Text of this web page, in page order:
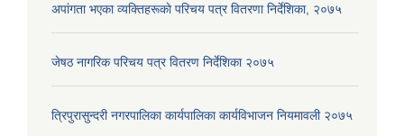
अपांगता भएका व्यक्तिहरूकाे परिचय पत्र वितरणा निर्देशिका, २०७५
जेषठ नागरिक परिचय पत्र वितरण निर्देशिका २०७५
त्रिपुरासुन्दरी नगरपालिका कार्यपालिका कार्यविभाजन नियमावली २०७५